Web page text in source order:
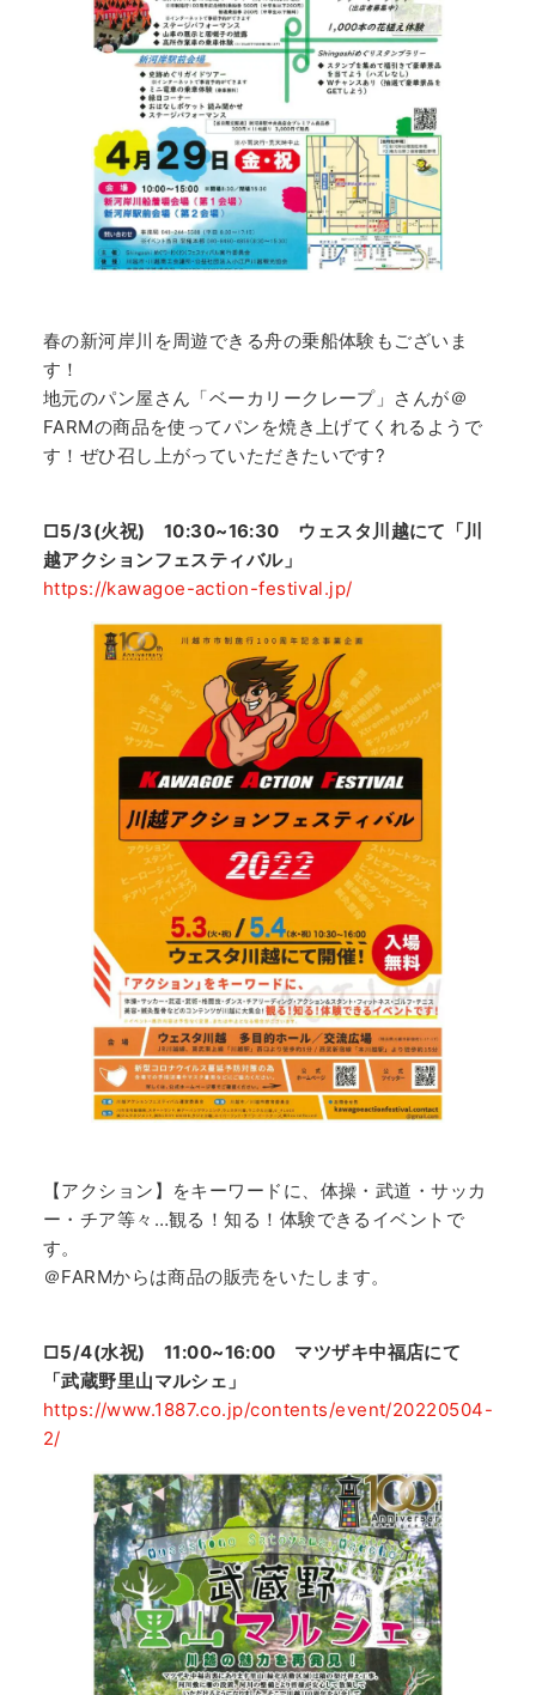
春の新河岸川を周遊できる舟の乗船体験もございま
す！
地元のパン屋さん「ベーカリークレープ」さんが＠
FARMの商品を使ってパンを焼き上げてくれるようで
す！ぜひ召し上がっていただきたいです?
□5/3(火祝) 10:30~16:30 ウェスタ川越にて「川
越アクションフェスティバル」
https://kawagoe-action-festival.jp/
【アクション】をキーワードに、体操・武道・サッカ
ー・チア等々…観る！知る！体験できるイベントで
す。
＠FARMからは商品の販売をいたします。
□5/4(水祝) 11:00~16:00 マツザキ中福店にて
「武蔵野里山マルシェ」
https://www.1887.co.jp/contents/event/20220504-
2/